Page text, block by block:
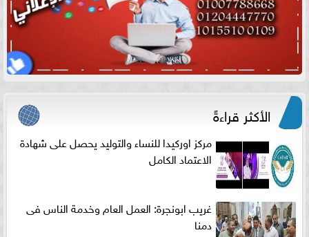
الأكثر قراءةً
مركز اوركيدا للنساء والتوليد يحصل على شهادة
الاعتماد الكامل
غريب ابونجرة: العمل العام وخدمة الناس فى
دمنا